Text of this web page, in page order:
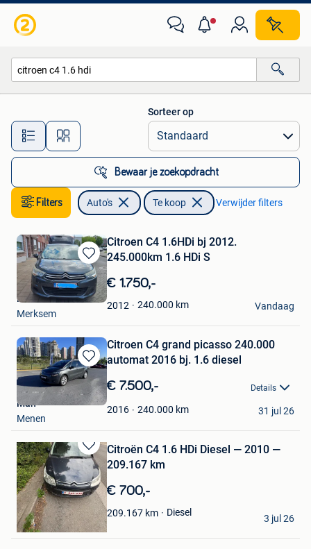
Alle afstanden…
Sorteer op
Bewaar je zoekopdracht
Filters Auto's Te koop Verwijder filters
Bewaren
in
Mijn
Favorieten
Citroen C4 1.6HDi bj 2012.
245.000km 1.6 HDi S
€ 1.750,-
2012 240.000 km
For all mankind
Merksem
Vandaag
Bewaren
in
Mijn
Favorieten
Citroen C4 grand picasso 240.000
automat 2016 bj. 1.6 diesel
€ 7.500,- Details
2016 240.000 km
Man
Menen
31 jul 26
Bewaren
in
Mijn
Favorieten
Citroën C4 1.6 HDi Diesel — 2010 —
209.167 km
€ 700,-
209.167 km Diesel
Kevine
Glain & Partie Ans
3 jul 26